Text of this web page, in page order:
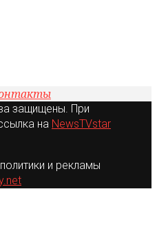
защищены. При
на NewsTVstar
и рекламы